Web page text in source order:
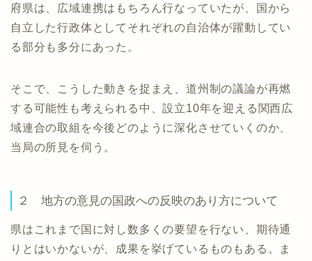
府県は、広域連携はもちろん行なっていたが、国から
自立した行政体としてそれぞれの自治体が躍動してい
る部分も多分にあった。
そこで、こうした動きを捉まえ、道州制の議論が再燃
する可能性も考えられる中、設立10年を迎える関西広
域連合の取組を今後どのように深化させていくのか、
当局の所見を伺う。
２ 地方の意見の国政への反映のあり方について
県はこれまで国に対し数多くの要望を行ない、期待通
りとはいかないが、成果を挙げているものもある。ま